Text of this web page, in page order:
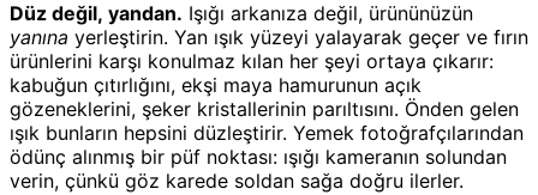
Düz değil, yandan. Işığı arkanıza değil, ürününüzün
yanına yerleştirin. Yan ışık yüzeyi yalayarak geçer ve fırın
ürünlerini karşı konulmaz kılan her şeyi ortaya çıkarır:
kabuğun çıtırlığını, ekşi maya hamurunun açık
gözeneklerini, şeker kristallerinin parıltısını. Önden gelen
ışık bunların hepsini düzleştirir. Yemek fotoğrafçılarından
ödünç alınmış bir püf noktası: ışığı kameranın solundan
verin, çünkü göz karede soldan sağa doğru ilerler.